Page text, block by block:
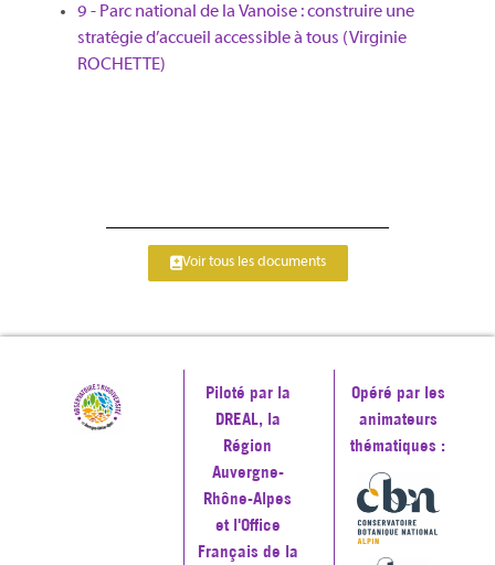
9 - Parc national de la Vanoise : construire une
stratégie d’accueil accessible à tous (Virginie
ROCHETTE)
Voir tous les documents
Piloté par la
DREAL, la
Région
Auvergne-
Rhône-Alpes
et l'Office
Français de la
Opéré par les
animateurs
thématiques :